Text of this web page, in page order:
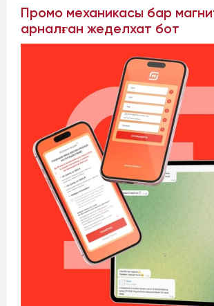
Промо механикасы бар
арналған жеделхат бот